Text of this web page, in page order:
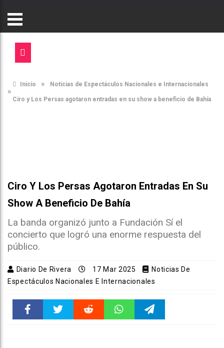
Inicio » Noticias de Espectáculos Nacionales e Internacionales
»
Ciro y Los Persas agotaron entradas en su show a beneficio de Bahía
Ciro Y Los Persas Agotaron Entradas En Su
Show A Beneficio De Bahía
La banda organizó junto a Fundación Sí el
concierto que logró una enorme respuesta del
público.
Diario De Rivera 17 Mar 2025
Noticias De
Espectáculos Nacionales E Internacionales